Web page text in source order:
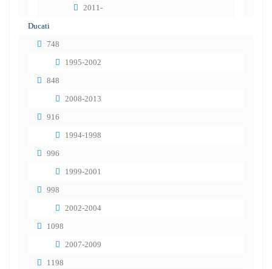
2011-
Ducati
748
1995-2002
848
2008-2013
916
1994-1998
996
1999-2001
998
2002-2004
1098
2007-2009
1198